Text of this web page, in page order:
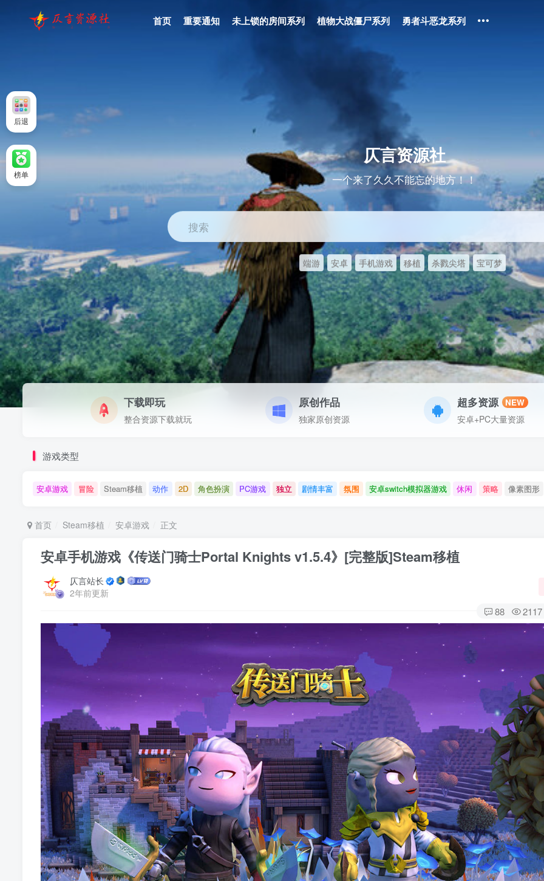
首页 重要通知 未上锁的房间系列 植物大战僵尸系列 勇者斗恶龙系列
仄言资源社
一个来了久久不能忘的地方！！
搜索
端游 安卓 手机游戏 移植 杀戮尖塔 宝可梦
下载即玩
整合资源下载就玩
原创作品
独家原创资源
超多资源 NEW
安卓+PC大量资源
游戏类型
安卓游戏 冒险 Steam移植 动作 2D 角色扮演 PC游戏 独立 剧情丰富 氛围 安卓switch模拟器游戏 休闲 策略 像素图形
首页 Steam移植 安卓游戏 正文
安卓手机游戏《传送门骑士Portal Knights v1.5.4》[完整版]Steam移植
仄言站长
2年前更新
88 2117
后退
榜单